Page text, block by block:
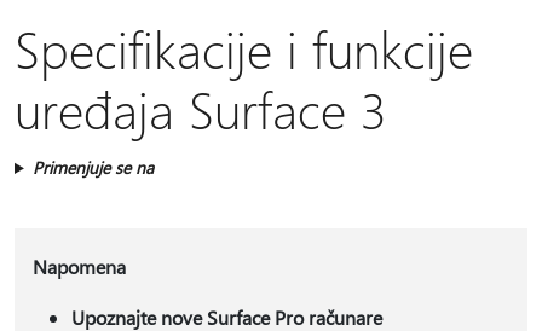
Specifikacije i funkcije
uređaja Surface 3
Primenjuje se na
Napomena
Upoznajte nove Surface Pro računare